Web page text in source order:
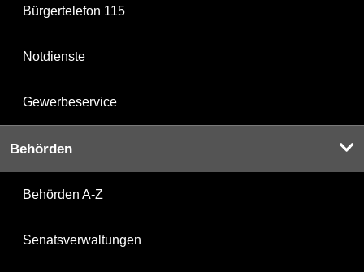
Bürgertelefon 115
Notdienste
Gewerbeservice
Behörden
Behörden A-Z
Senatsverwaltungen